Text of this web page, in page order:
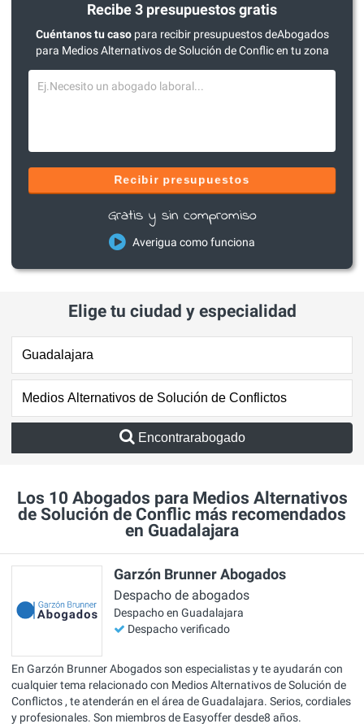
Recibe 3 presupuestos gratis
Cuéntanos tu casopara recibir presupuestos deAbogados
para Medios Alternativos de Solución de Conflic en tu zona
Recibir presupuestos
Gratis y sin compromiso
Averigua como funciona
Elige tu ciudad y especialidad
Encontrarabogado
Los 10 Abogados para Medios Alternativos
de Solución de Conflic más recomendados
en Guadalajara
Garzón Brunner Abogados
Despacho de abogados
Despacho en Guadalajara
Despacho verificado
En Garzón Brunner Abogados son especialistas y te ayudarán con
cualquier tema relacionado con Medios Alternativos de Solución de
Conflictos , te atenderán en el área de Guadalajara. Serios, cordiales
y profesionales. Son miembros de Easyoffer desde8 años.